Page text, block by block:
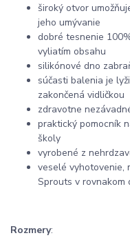
široký otvor
jeho umývanie
dobré tesnenie
vyliatím obsahu
silikónové dno
súčasti balenia je
zakončená vidličkou
zdravotne
praktický pomocník
školy
vyrobené z
veselé vyhotovenie,
Sprouts v rovnakom
Rozmery: